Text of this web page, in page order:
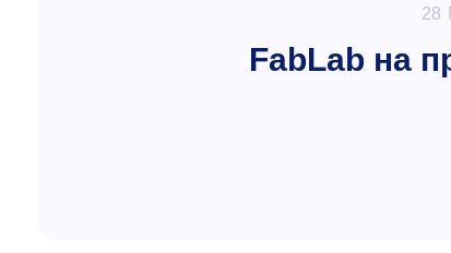
28
FabLab на